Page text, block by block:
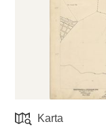
Karta